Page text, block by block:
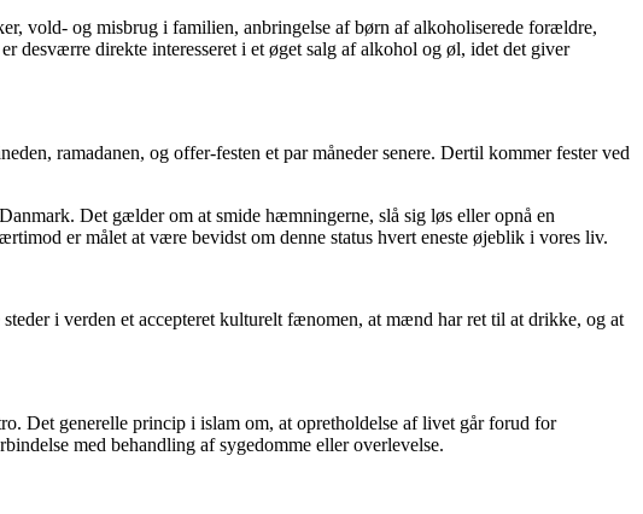
vold- og misbrug i familien, anbringelse af børn af alkoholiserede forældre,
desværre direkte interesseret i et øget salg af alkohol og øl, idet det giver
ramadanen, og offer-festen et par måneder senere. Dertil kommer fester ved
Det gælder om at smide hæmningerne, slå sig løs eller opnå en
er målet at være bevidst om denne status hvert eneste øjeblik i vores liv.
i verden et accepteret kulturelt fænomen, at mænd har ret til at drikke, og at
Det generelle princip i islam om, at opretholdelse af livet går forud for
med behandling af sygedomme eller overlevelse.